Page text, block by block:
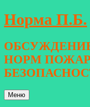
Перейти
к
Норма П.Б.
НОРМ
Меню